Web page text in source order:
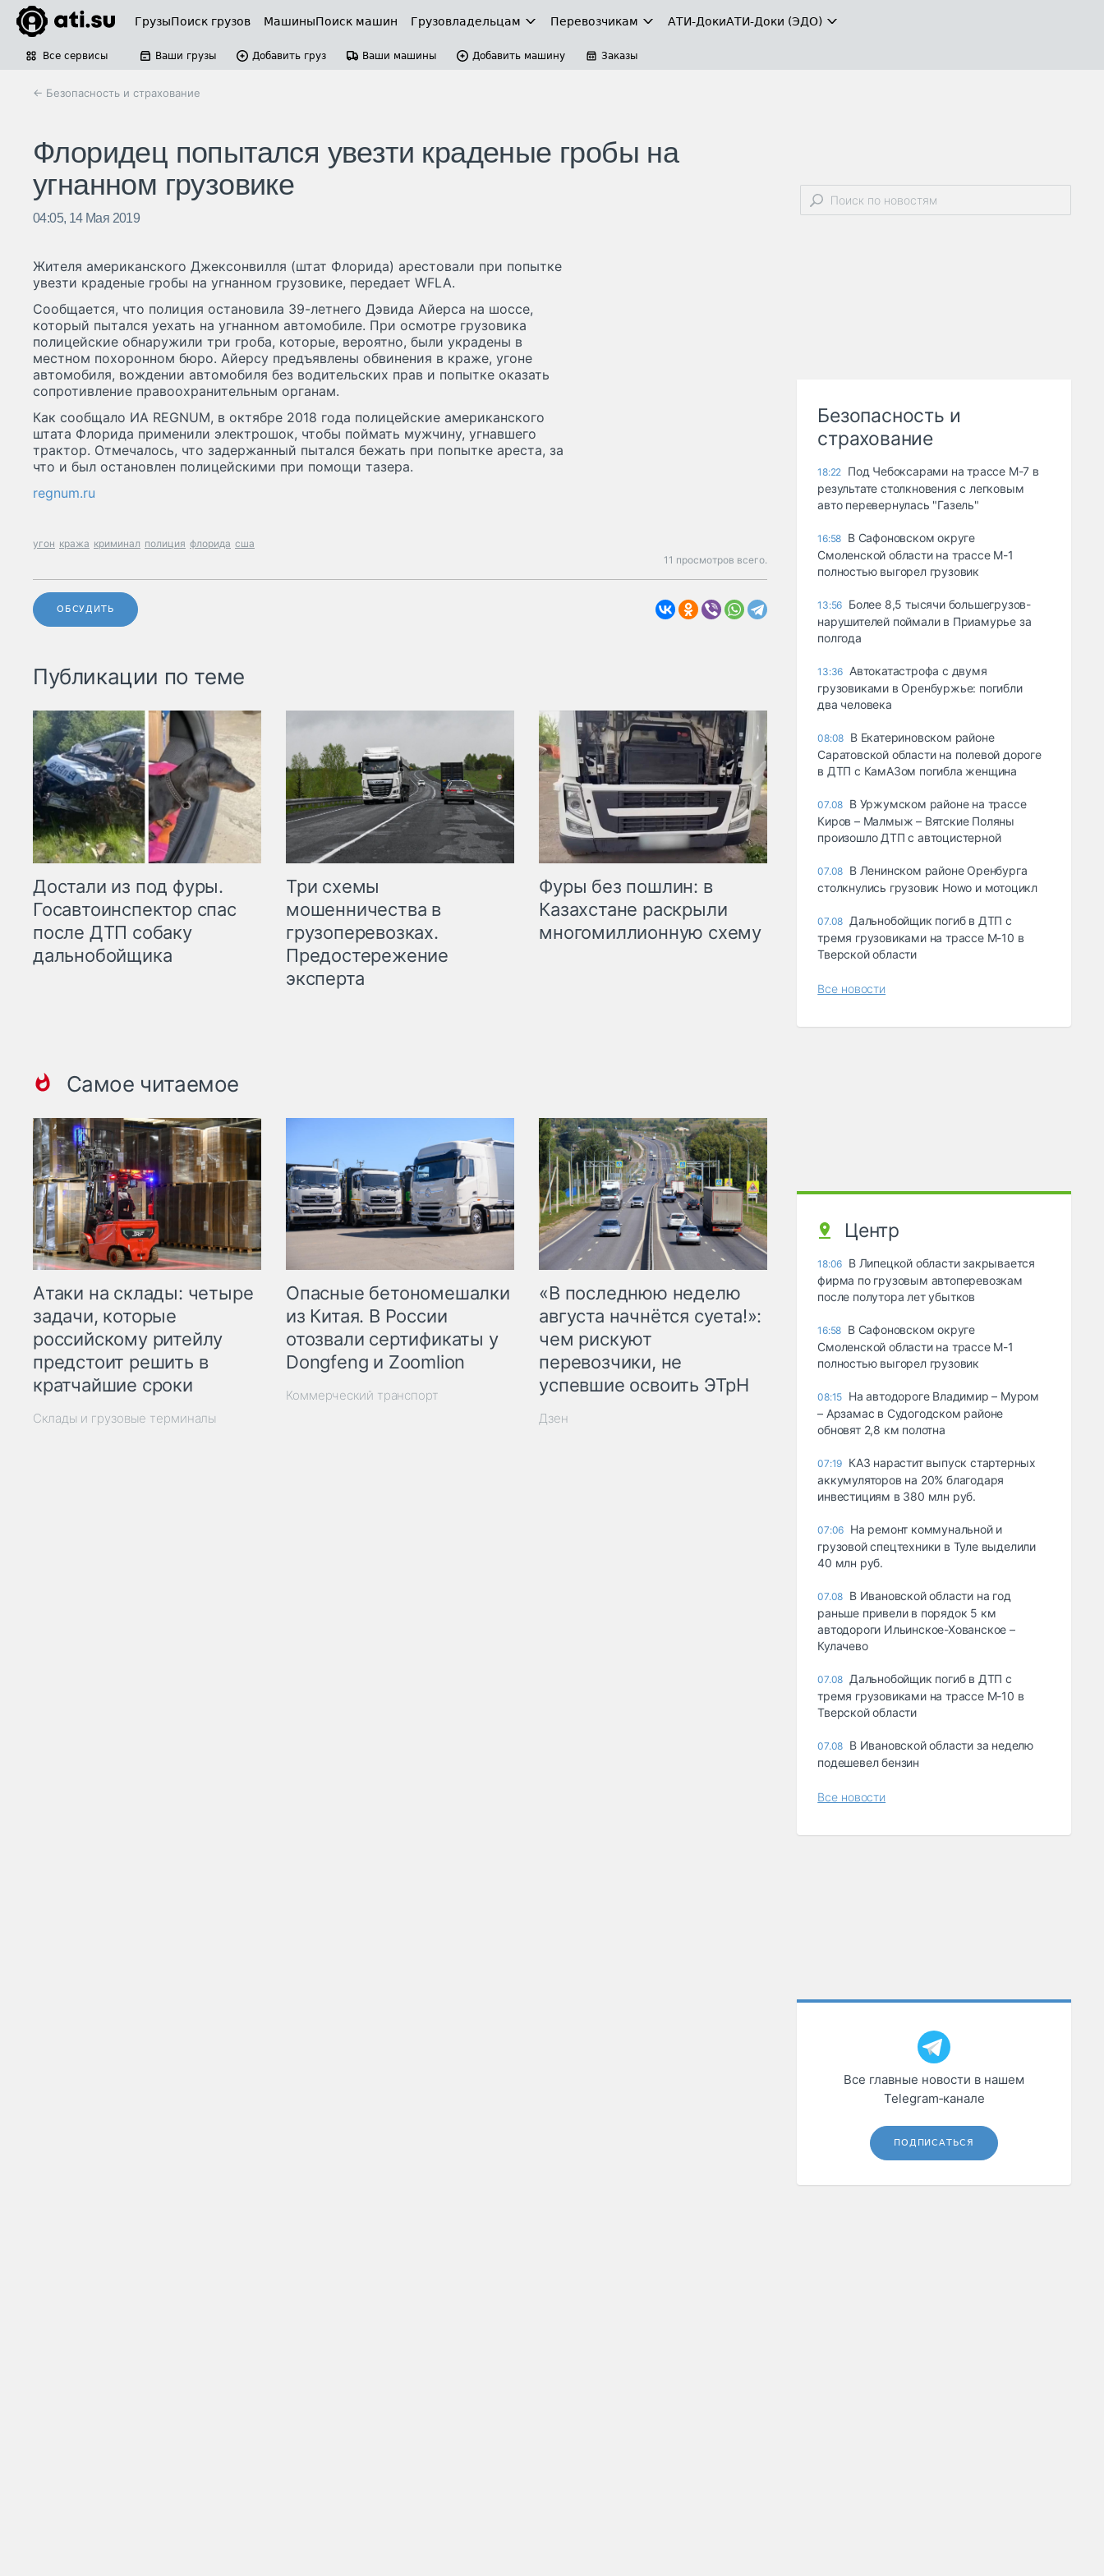
ГрузыПоиск грузов МашиныПоиск машин Грузовладельцам Перевозчикам АТИ-ДокиАТИ-Доки (ЭДО)
Все сервисы Ваши грузы Добавить груз Ваши машины Добавить машину Заказы
← Безопасность и страхование
Флоридец попытался увезти краденые гробы на
угнанном грузовике
04:05, 14 Мая 2019
Жителя американского Джексонвилля (штат Флорида) арестовали при попытке
увезти краденые гробы на угнанном грузовике, передает WFLA.
Сообщается, что полиция остановила 39-летнего Дэвида Айерса на шоссе,
который пытался уехать на угнанном автомобиле. При осмотре грузовика
полицейские обнаружили три гроба, которые, вероятно, были украдены в
местном похоронном бюро. Айерсу предъявлены обвинения в краже, угоне
автомобиля, вождении автомобиля без водительских прав и попытке оказать
сопротивление правоохранительным органам.
Как сообщало ИА REGNUM, в октябре 2018 года полицейские американского
штата Флорида применили электрошок, чтобы поймать мужчину, угнавшего
трактор. Отмечалось, что задержанный пытался бежать при попытке ареста, за
что и был остановлен полицейскими при помощи тазера.
regnum.ru
угон кража криминал полиция флорида сша
11 просмотров всего.
ОБСУДИТЬ
Публикации по теме
Достали из под фуры.
Госавтоинспектор спас
после ДТП собаку
дальнобойщика
Три схемы
мошенничества в
грузоперевозках.
Предостережение
эксперта
Фуры без пошлин: в
Казахстане раскрыли
многомиллионную схему
Самое читаемое
Атаки на склады: четыре
задачи, которые
российскому ритейлу
предстоит решить в
кратчайшие сроки
Склады и грузовые терминалы
Опасные бетономешалки
из Китая. В России
отозвали сертификаты у
Dongfeng и Zoomlion
Коммерческий транспорт
«В последнюю неделю
августа начнётся суета!»:
чем рискуют
перевозчики, не
успевшие освоить ЭТрН
Дзен
Безопасность и
страхование
18:22 Под Чебоксарами на трассе М-7 в
результате столкновения с легковым
авто перевернулась "Газель"
16:58 В Сафоновском округе
Смоленской области на трассе М-1
полностью выгорел грузовик
13:56 Более 8,5 тысячи большегрузов-
нарушителей поймали в Приамурье за
полгода
13:36 Автокатастрофа с двумя
грузовиками в Оренбуржье: погибли
два человека
08:08 В Екатериновском районе
Саратовской области на полевой дороге
в ДТП с КамАЗом погибла женщина
07.08 В Уржумском районе на трассе
Киров – Малмыж – Вятские Поляны
произошло ДТП с автоцистерной
07.08 В Ленинском районе Оренбурга
столкнулись грузовик Howo и мотоцикл
07.08 Дальнобойщик погиб в ДТП с
тремя грузовиками на трассе М-10 в
Тверской области
Все новости
Центр
18:06 В Липецкой области закрывается
фирма по грузовым автоперевозкам
после полутора лет убытков
16:58 В Сафоновском округе
Смоленской области на трассе М-1
полностью выгорел грузовик
08:15 На автодороге Владимир – Муром
– Арзамас в Судогодском районе
обновят 2,8 км полотна
07:19 КАЗ нарастит выпуск стартерных
аккумуляторов на 20% благодаря
инвестициям в 380 млн руб.
07:06 На ремонт коммунальной и
грузовой спецтехники в Туле выделили
40 млн руб.
07.08 В Ивановской области на год
раньше привели в порядок 5 км
автодороги Ильинское-Хованское –
Кулачево
07.08 Дальнобойщик погиб в ДТП с
тремя грузовиками на трассе М-10 в
Тверской области
07.08 В Ивановской области за неделю
подешевел бензин
Все новости
Все главные новости в нашем
Telegram‑канале
ПОДПИСАТЬСЯ